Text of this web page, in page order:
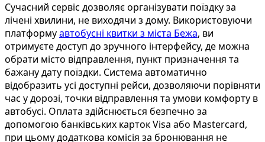
Сучасний сервіс дозволяє організувати поїздку за
лічені хвилини, не виходячи з дому. Використовуючи
платформуавтобусні квитки з міста Бежа, ви
отримуєте доступ до зручного інтерфейсу, де можна
обрати місто відправлення, пункт призначення та
бажану дату поїздки. Система автоматично
відобразить усі доступні рейси, дозволяючи порівняти
час у дорозі, точки відправлення та умови комфорту в
автобусі. Оплата здійснюється безпечно за
допомогою банківських карток Visa або Mastercard,
при цьому додаткова комісія за бронювання не